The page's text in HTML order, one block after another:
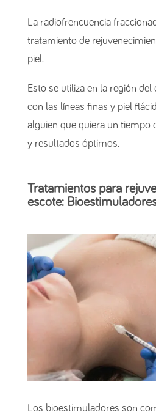
La radiofrencuencia
tratamiento de
piel.
Esto se utiliza en la región
con las líneas finas y piel
alguien que quiera un tiempo
y resultados óptimos.
Tratamientos para
escote:
Los bioestimuladores son